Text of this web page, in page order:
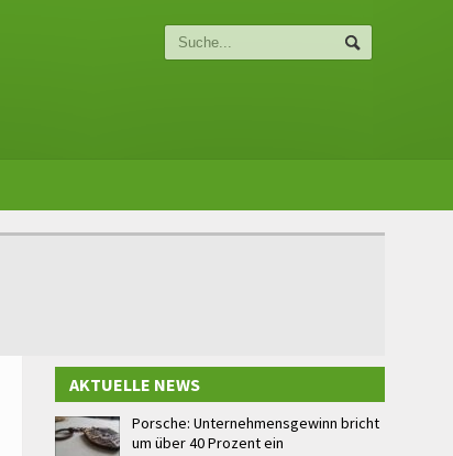
AKTUELLE NEWS
Porsche: Unternehmensgewinn bricht
um über 40 Prozent ein